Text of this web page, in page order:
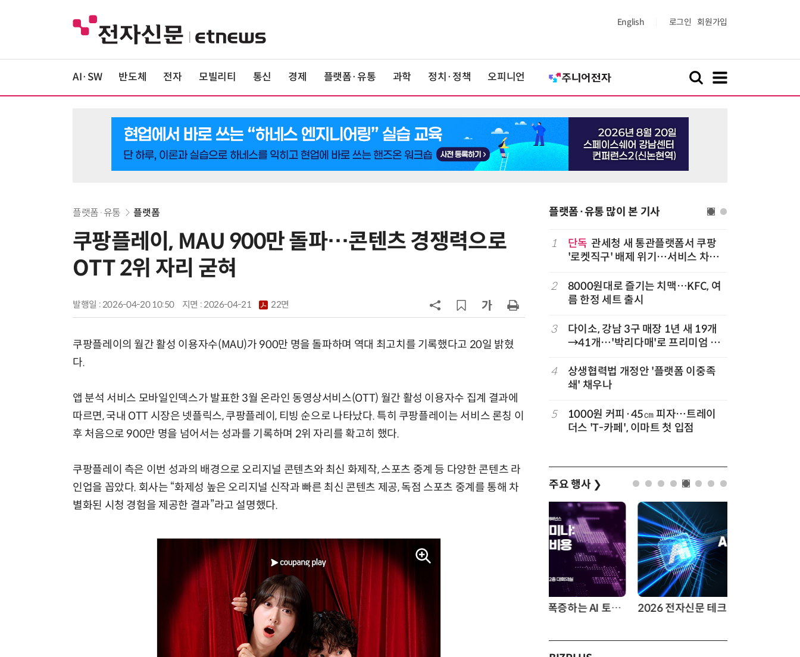
English 로그인 회원가입
AI·SW 반도체 전자 모빌리티 통신 경제 플랫폼·유통 과학 정치·정책 오피니언
플랫폼·유통 플랫폼
쿠팡플레이, MAU 900만 돌파…콘텐츠 경쟁력으로
OTT 2위 자리 굳혀
발행일 : 2026-04-20 10:50 지면 :2026-04-21 22면
쿠팡플레이의 월간 활성 이용자수(MAU)가 900만 명을 돌파하며 역대 최고치를 기록했다고 20일 밝혔
다.
앱 분석 서비스 모바일인덱스가 발표한 3월 온라인 동영상서비스(OTT) 월간 활성 이용자수 집계 결과에
따르면, 국내 OTT 시장은 넷플릭스, 쿠팡플레이, 티빙 순으로 나타났다. 특히 쿠팡플레이는 서비스 론칭 이
후 처음으로 900만 명을 넘어서는 성과를 기록하며 2위 자리를 확고히 했다.
쿠팡플레이 측은 이번 성과의 배경으로 오리지널 콘텐츠와 최신 화제작, 스포츠 중계 등 다양한 콘텐츠 라
인업을 꼽았다. 회사는 “화제성 높은 오리지널 신작과 빠른 최신 콘텐츠 제공, 독점 스포츠 중계를 통해 차
별화된 시청 경험을 제공한 결과”라고 설명했다.
플랫폼·유통 많이 본 기사
6
“찰떡같이 알아듣네”…카카오, '카나
박…2년치 이익 넘어서
매 300만개 돌파
10 “쿠팡 7월 추정 결제액 10.9% 감소”
1 단독 관세청 새 통관플랫폼서 쿠팡
'로켓직구' 배제 위기…서비스 차질
2
8000원대로 즐기는 치맥…KFC, 여
름 한정 세트 출시
3
다이소, 강남 3구 매장 1년 새 19개
→41개…'박리다매'로 프리미엄 상
4
상생협력법 개정안 '플랫폼 이중족
쇄' 채우나
5
1000원 커피·45㎝ 피자…트레이
더스 'T-카페', 이마트 첫 입점
주요 행사 ❯
모든 업무 담당자(비개발자)를 위한 온톨로지 기반 AI 지식체계 설계 1-day 워크숍 2026 전자신문 테크데이